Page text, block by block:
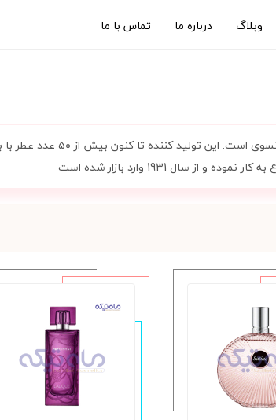
وبلاگ درباره ما تماس با ما